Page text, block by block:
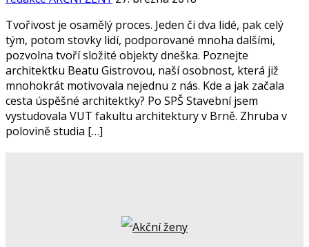
Tvořivost je osamělý proces. Jeden či dva lidé, pak celý
tým, potom stovky lidí, podporované mnoha dalšími,
pozvolna tvoří složité objekty dneška. Poznejte
architektku Beatu Gistrovou, naší osobnost, která již
mnohokrát motivovala nejednu z nás. Kde a jak začala
cesta úspěšné architektky? Po SPŠ Stavební jsem
vystudovala VUT fakultu architektury v Brně. Zhruba v
polovině studia […]